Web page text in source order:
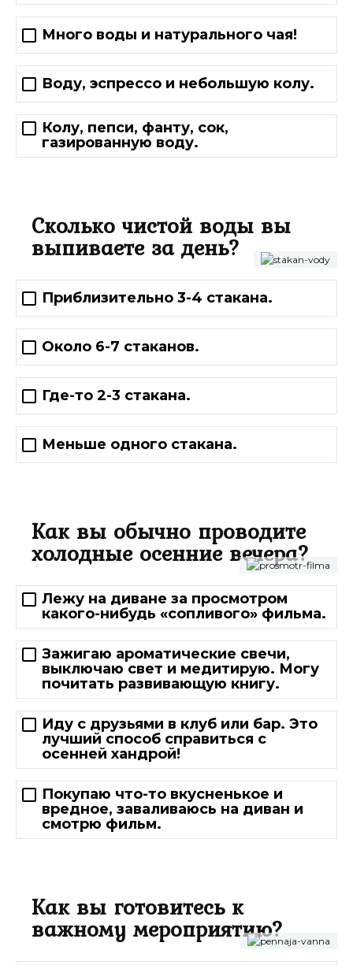
Много воды и натурального чая!
Воду, эспрессо и небольшую колу.
Колу, пепси, фанту, сок,
газированную воду.
Сколько чистой воды вы
выпиваете за день?
Приблизительно 3-4 стакана.
Около 6-7 стаканов.
Где-то 2-3 стакана.
Меньше одного стакана.
Как вы обычно проводите
холодные осенние вечера?
Лежу на диване за просмотром
какого-нибудь «сопливого» фильма.
Зажигаю ароматические свечи,
выключаю свет и медитирую. Могу
почитать развивающую книгу.
Иду с друзьями в клуб или бар. Это
лучший способ справиться с
осенней хандрой!
Покупаю что-то вкусненькое и
вредное, заваливаюсь на диван и
смотрю фильм.
Как вы готовитесь к
важному мероприятию?